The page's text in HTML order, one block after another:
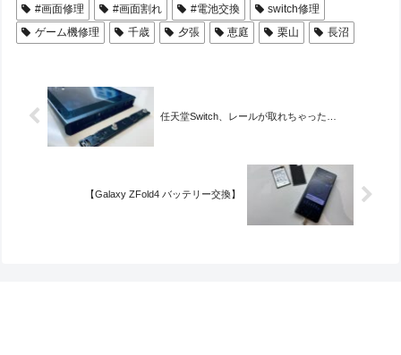
#画面修理
#画面割れ #電池交換
switch修理
ゲーム機修理
千歳 夕張 恵庭 栗山 長沼
任天堂Switch、レールが取れちゃった…
【Galaxy ZFold4 バッテリー交換】